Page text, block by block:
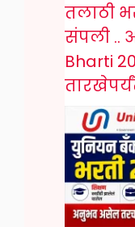
तलाठी
संपली ..
Bharti